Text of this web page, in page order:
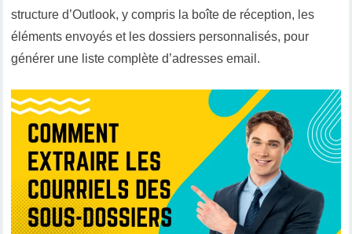
structure d’Outlook, y compris la boîte de réception, les
éléments envoyés et les dossiers personnalisés, pour
générer une liste complète d’adresses email.